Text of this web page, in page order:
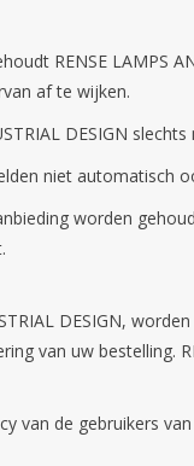
RENSE LAMPS
af te wijken.
DESIGN
niet automatisch
worden
DESIGN,
van uw bestelling.
van de gebruikers